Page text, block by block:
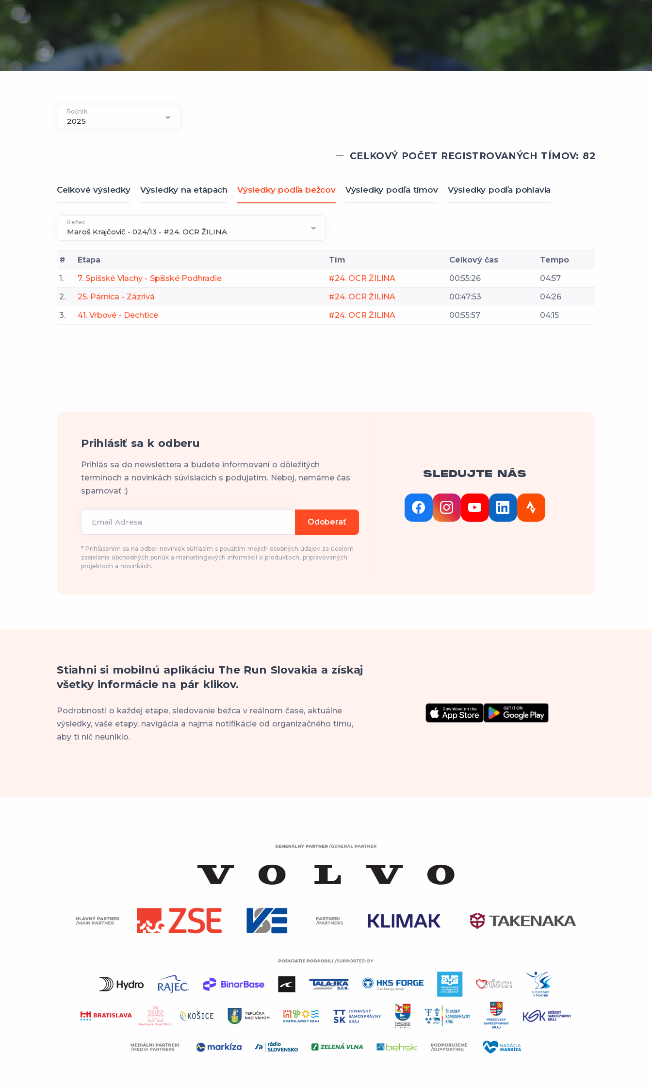
Ročník
CELKOVÝ POČET REGISTROVANÝCH TÍMOV: 82
Celkové výsledky Výsledky na etápach Výsledky podľa bežcov Výsledky podľa tímov Výsledky podľa pohlavia
Bežec
# Etapa Tím Celkový čas
Tempo
1.
7. Spišské Vlachy - Spišské Podhradie #24. OCR ŽILINA 00:55:26
04:57
2.
25. Párnica - Zázrivá #24. OCR ŽILINA 00:47:53
04:26
3.
41. Vrbové - Dechtice #24. OCR ŽILINA 00:55:57 04:15
Prihlásiť sa k odberu
Prihlás sa do newslettera a budete informovaní o dôležitých
termínoch a novinkách súvisiacich s podujatím. Neboj, nemáme čas
spamovať ;)
Email Adresa Odoberať
* Prihlásením sa na odber noviniek súhlasím s použitím mojich osobných údajov za účelom
zasielania obchodných ponúk a marketingových informácií o produktoch, pripravovaných
projektoch a novinkách.
SLEDUJTE NÁS
Stiahni si mobilnú aplikáciu The Run Slovakia a získaj
všetky informácie na pár klikov.
Podrobnosti o každej etape, sledovanie bežca v reálnom čase, aktuálne
výsledky, vaše etapy, navigácia a najmä notifikácie od organizačného tímu,
aby ti nič neuniklo.